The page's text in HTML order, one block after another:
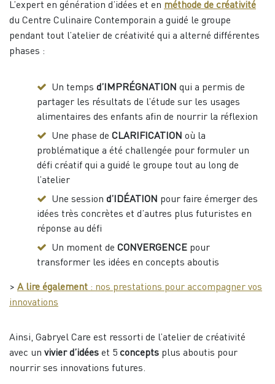
L’expert en génération d’idées et en méthode de créativité
du Centre Culinaire Contemporain a guidé le groupe
pendant tout l’atelier de créativité qui a alterné différentes
phases :
Un temps d’IMPRÉGNATION qui a permis de
partager les résultats de l’étude sur les usages
alimentaires des enfants afin de nourrir la réflexion
Une phase de CLARIFICATION où la
problématique a été challengée pour formuler un
défi créatif qui a guidé le groupe tout au long de
l’atelier
Une session d’IDÉATION pour faire émerger des
idées très concrètes et d’autres plus futuristes en
réponse au défi
Un moment de CONVERGENCEpour
transformer les idées en concepts aboutis
> A lire également : nos prestations pour accompagner vos
innovations
Ainsi, Gabryel Care est ressorti de l’atelier de créativité
avec un vivier d’idées et 5 concepts plus aboutis pour
nourrir ses innovations futures.